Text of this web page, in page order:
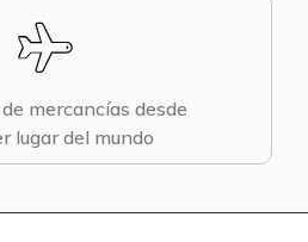
mercancías desde
lugar del mundo